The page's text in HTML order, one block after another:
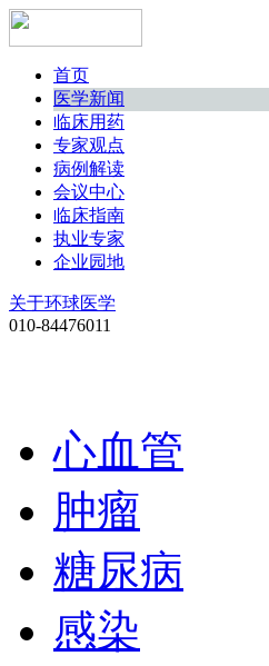
首页
医学新闻
临床用药
专家观点
病例解读
会议中心
临床指南
执业专家
企业园地
关于环球医学
010-84476011
心血管
肿瘤
糖尿病
感染